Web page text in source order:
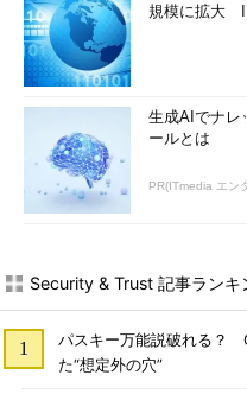
規模に拡大
生成AIでナ
ールとは
PR(ITmedia エン
Security & Trust 記事ランキ
パスキー万能説破れる？
た“想定外の穴”